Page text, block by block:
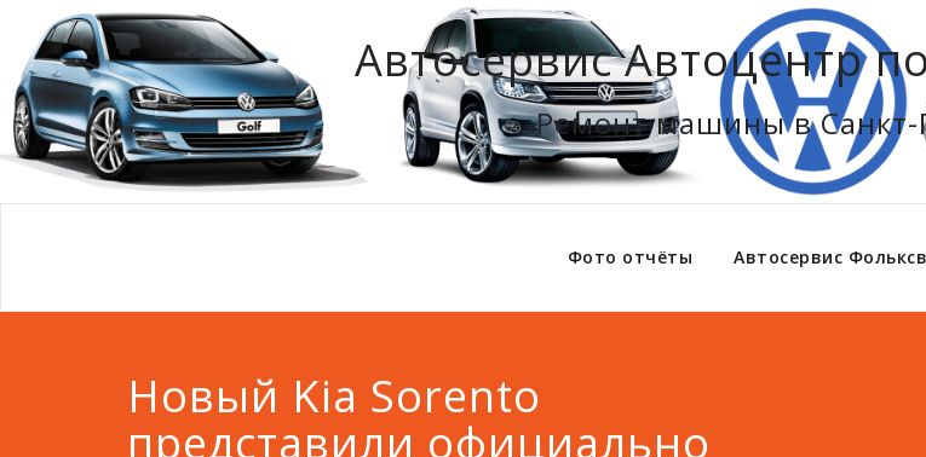
Автосервис Автоцентр
Ремонт машины в Санкт-
Фото отчёты Автосервис
Новый Kia Sorento
представили официально